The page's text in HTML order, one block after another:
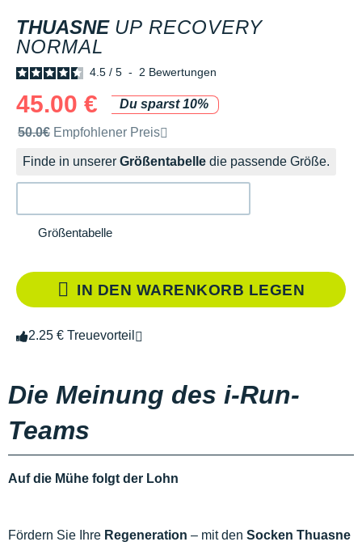
THUASNE UP RECOVERY
NORMAL
4.5 / 5 - 2 Bewertungen
45.00 €
Du sparst 10%
Unverbindliche Preisempfehlung der Marke
50.0€ Empfohlener Preis
Finde in unserer Größentabelle die passende Größe.
Größentabelle
IN DEN WARENKORB LEGEN
2.25 € Treuevorteil
Die Meinung des i-Run-
Teams
Auf die Mühe folgt der Lohn
Fördern Sie Ihre Regeneration – mit den Socken Thuasne